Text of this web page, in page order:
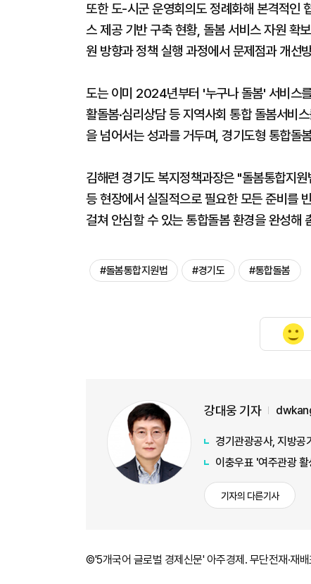
또한 도-시군 운영회의도 정례화해 본격적인
스 제공 기반 구축 현황, 돌봄 서비스 자원 확
원 방향과 정책 실행 과정에서 문제점과 개선
도는 이미 2024년부터 '누구나 돌봄' 서비스를
활돌봄·심리상담 등 지역사회 통합 돌봄서비
을 넘어서는 성과를 거두며, 경기도형 통합돌
김해련 경기도 복지정책과장은 "돌봄통합지
등 현장에서 실질적으로 필요한 모든 준비를
걸쳐 안심할 수 있는 통합돌봄 환경을 완성해
#돌봄통합지원법 #경기도 #통합돌봄
강대웅 기자
경기관광공사, 지방
이충우표 '여주관광
기자의 다른기사
©'5개국어 글로벌 경제신문' 아주경제. 무단전재·재배